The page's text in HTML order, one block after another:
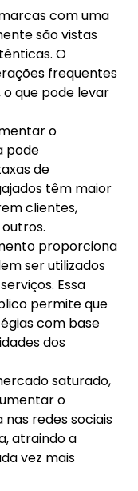
com uma
são vistas
O
frequentes
que pode levar
o
pode
de
têm maior
clientes,
proporciona
ser utilizados
Essa
permite que
com base
dos
saturado,
o
redes sociais
atraindo a
vez mais